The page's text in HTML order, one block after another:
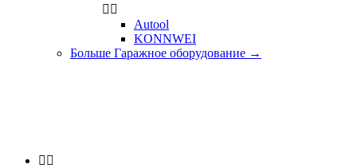
 
Autool
KONNWEI
Больше Гаражное оборудование →
 